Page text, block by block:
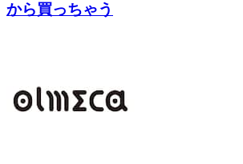
から買っちゃう